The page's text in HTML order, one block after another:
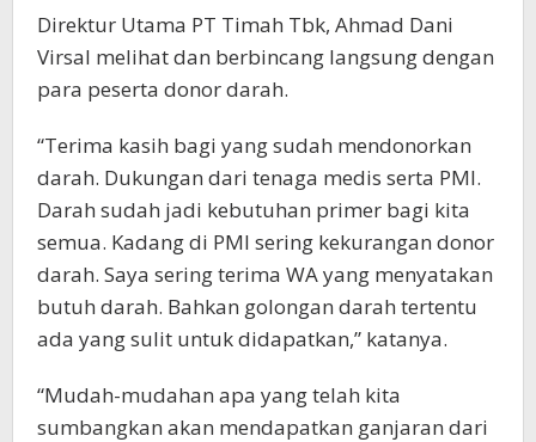
Direktur Utama PT Timah Tbk, Ahmad Dani
Virsal melihat dan berbincang langsung dengan
para peserta donor darah.
“Terima kasih bagi yang sudah mendonorkan
darah. Dukungan dari tenaga medis serta PMI.
Darah sudah jadi kebutuhan primer bagi kita
semua. Kadang di PMI sering kekurangan donor
darah. Saya sering terima WA yang menyatakan
butuh darah. Bahkan golongan darah tertentu
ada yang sulit untuk didapatkan,” katanya.
“Mudah-mudahan apa yang telah kita
sumbangkan akan mendapatkan ganjaran dari